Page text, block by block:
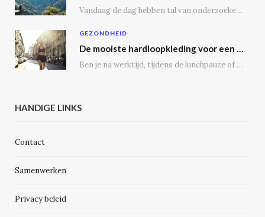
Vandaag de dag hebben tal van onderzoeken aangetoond dat vakantie vieren op een camping tal…
GEZONDHEID
De mooiste hardloopkleding voor een gezonde geest en voor de echte outdoor hardloper
Ben je na werktijd, tijdens de lunchpauze of in het weekend regelmatig op de weg,…
HANDIGE LINKS
Contact
Samenwerken
Privacy beleid